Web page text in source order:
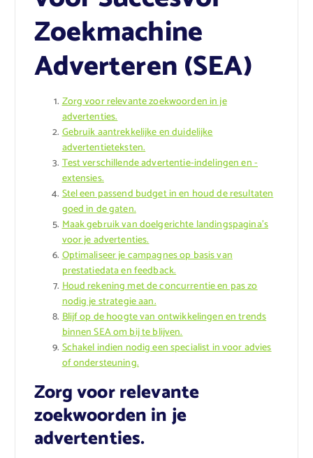
Zoekmachine
Adverteren (SEA)
Zorg voor relevante zoekwoorden in je
advertenties.
Gebruik aantrekkelijke en duidelijke
advertentieteksten.
Test verschillende advertentie-indelingen en -
extensies.
Stel een passend budget in en houd de resultaten
goed in de gaten.
Maak gebruik van doelgerichte landingspagina’s
voor je advertenties.
Optimaliseer je campagnes op basis van
prestatiedata en feedback.
Houd rekening met de concurrentie en pas zo
nodig je strategie aan.
Blijf op de hoogte van ontwikkelingen en trends
binnen SEA om bij te blijven.
Schakel indien nodig een specialist in voor advies
of ondersteuning.
Zorg voor relevante
zoekwoorden in je
advertenties.